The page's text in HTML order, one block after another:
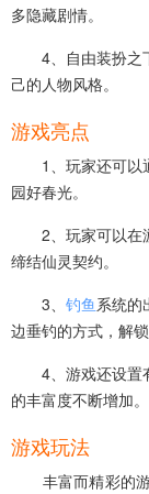
多隐藏剧情。
4、自由装扮之下
己的人物风格。
游戏亮点
1、玩家还可以
园好春光。
2、玩家可以在游
缔结仙灵契约。
3、 钓鱼系统的
边垂钓的方式，解锁
4、游戏还设置
的丰富度不断增加。
游戏玩法
丰富而精彩的游